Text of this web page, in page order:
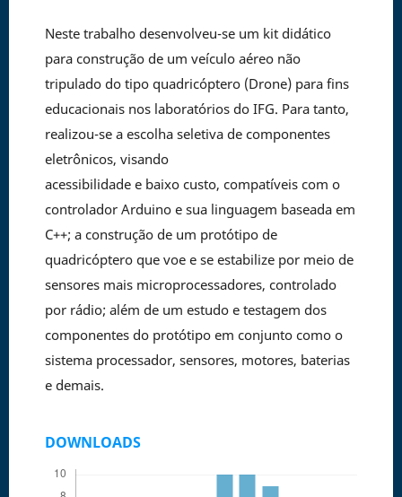
Neste trabalho desenvolveu-se um kit didático
para construção de um veículo aéreo não
tripulado do tipo quadricóptero (Drone) para fins
educacionais nos laboratórios do IFG. Para tanto,
realizou-se a escolha seletiva de componentes
eletrônicos, visando
acessibilidade e baixo custo, compatíveis com o
controlador Arduino e sua linguagem baseada em
C++; a construção de um protótipo de
quadricóptero que voe e se estabilize por meio de
sensores mais microprocessadores, controlado
por rádio; além de um estudo e testagem dos
componentes do protótipo em conjunto como o
sistema processador, sensores, motores, baterias
e demais.
DOWNLOADS